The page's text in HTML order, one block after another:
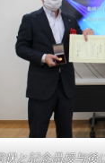
状と記念品授与後